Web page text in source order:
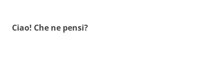
Ciao! Che ne pensi?